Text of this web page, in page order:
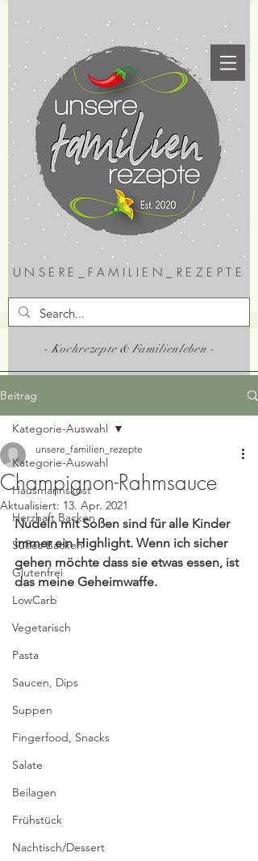
UNSERE_FAMILIEN_REZEPTE
- Kochrezepte & Familienleben -
Beitrag
Kategorie-Auswahl
Hausmannskost
Herzhaft Backen
Süßes Backen
Glutenfrei
LowCarb
Vegetarisch
Pasta
Saucen, Dips
Suppen
Fingerfood, Snacks
Salate
Beilagen
Frühstück
Nachtisch/Dessert
Kategorie-Auswahl
Champignon-Rahmsauce
unsere_familien_rezepte
Aktualisiert: 13. Apr. 2021
Nudeln mit Soßen sind für alle Kinder
immer ein Highlight. Wenn ich sicher
gehen möchte dass sie etwas essen, ist
das meine Geheimwaffe.